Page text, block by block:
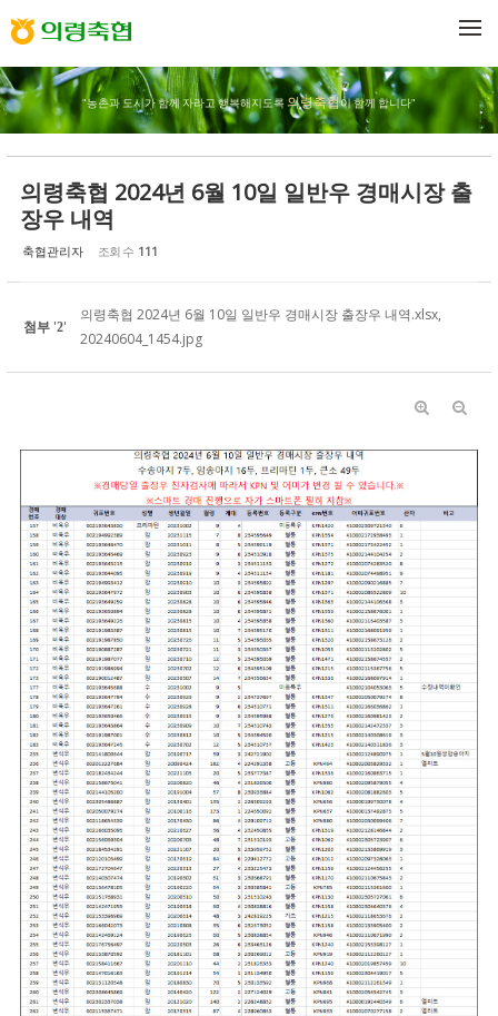
"농촌과 도시가 함께 자라고 행복해지도록 의령축협이 함께 합니다"
의령축협 2024년 6월 10일 일반우 경매시장 출
장우 내역
축협관리자 조회 수 111
첨부 '2'
의령축협 2024년 6월 10일 일반우 경매시장 출장우 내역.xlsx,
20240604_1454.jpg